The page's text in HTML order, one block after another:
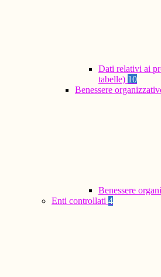
Dati relativi ai
tabelle) 10
Benessere
Benessere
Enti controllati 4